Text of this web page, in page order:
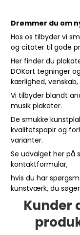
Drømmer du om
Hos os tilbyder vi
og citater til gode
Her finder du
DOKart tegninger
kærlighed, venskab,
Vi tilbyder blandt
musik plakater.
De smukke
kvalitetspapir og
varianter.
Se udvalget her på
kontaktformular,
hvis du har
kunstværk, du
Kunder